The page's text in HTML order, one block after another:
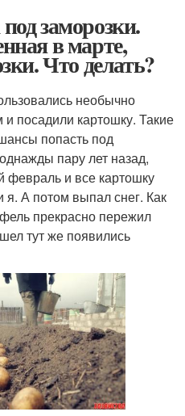
заморозки.
в марте,
Что делать?
необычно
посадили картошку. Такие
попасть под
пару лет назад,
февраль и все картошку
А потом выпал снег. Как
прекрасно пережил
тут же появились